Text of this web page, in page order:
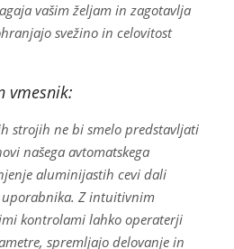
vašim željam in zagotavlja
svežino in celovitost
vmesnik:
strojih ne bi smelo predstavljati
našega avtomatskega
aluminijastih cevi dali
Z intuitivnim
kontrolami lahko operaterji
spremljajo delovanje in